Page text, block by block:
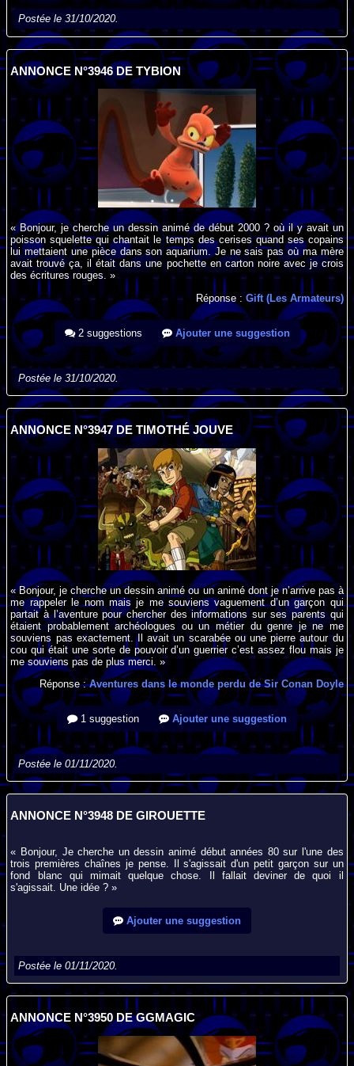
Postée le 31/10/2020.
ANNONCE N°3946 DE TYBION
« Bonjour, je cherche un dessin animé de début 2000 ? où il y avait un
poisson squelette qui chantait le temps des cerises quand ses copains
lui mettaient une pièce dans son aquarium. Je ne sais pas où ma mère
avait trouvé ça, il était dans une pochette en carton noire avec je crois
des écritures rouges. »
Réponse :Gift (Les Armateurs)
2 suggestions Ajouter une suggestion
Postée le 31/10/2020.
ANNONCE N°3947 DE TIMOTHÉ JOUVE
« Bonjour, je cherche un dessin animé ou un animé dont je n’arrive pas à
me rappeler le nom mais je me souviens vaguement d’un garçon qui
partait à l’aventure pour chercher des informations sur ses parents qui
étaient probablement archéologues ou un métier du genre je ne me
souviens pas exactement. Il avait un scarabée ou une pierre autour du
cou qui était une sorte de pouvoir d’un guerrier c’est assez flou mais je
me souviens pas de plus merci. »
Réponse :Aventures dans le monde perdu de Sir Conan Doyle
1 suggestion Ajouter une suggestion
Postée le 01/11/2020.
ANNONCE N°3948 DE GIROUETTE
« Bonjour, Je cherche un dessin animé début années 80 sur l'une des
trois premières chaînes je pense. Il s'agissait d'un petit garçon sur un
fond blanc qui mimait quelque chose. Il fallait deviner de quoi il
s'agissait. Une idée ? »
Ajouter une suggestion
Postée le 01/11/2020.
ANNONCE N°3950 DE GGMAGIC